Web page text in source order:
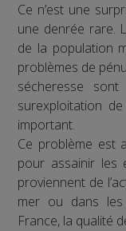
Ce n’est une
une denrée rare.
de la population
problèmes de
sécheresse
surexploitation
important.
Ce problème est
pour assainir les
proviennent de
mer ou dans les
France, la qualité